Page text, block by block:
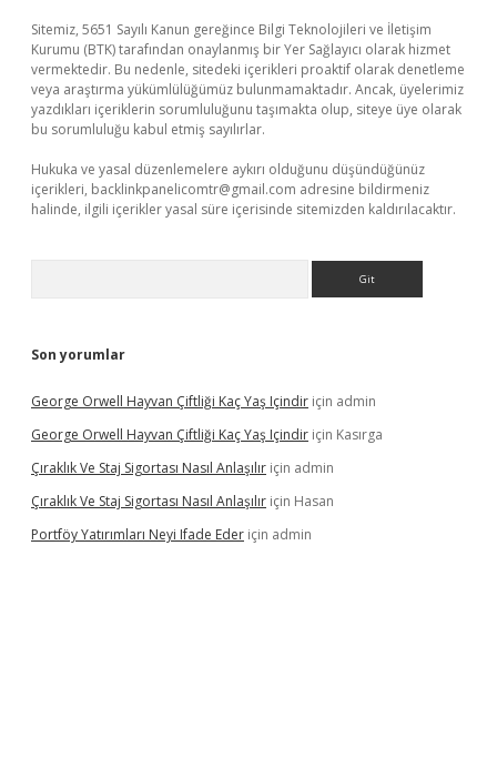
Sitemiz, 5651 Sayılı Kanun gereğince Bilgi Teknolojileri ve İletişim
Kurumu (BTK) tarafından onaylanmış bir Yer Sağlayıcı olarak hizmet
vermektedir. Bu nedenle, sitedeki içerikleri proaktif olarak denetleme
veya araştırma yükümlülüğümüz bulunmamaktadır. Ancak, üyelerimiz
yazdıkları içeriklerin sorumluluğunu taşımakta olup, siteye üye olarak
bu sorumluluğu kabul etmiş sayılırlar.
Hukuka ve yasal düzenlemelere aykırı olduğunu düşündüğünüz
içerikleri, backlinkpanelicomtr@gmail.com adresine bildirmeniz
halinde, ilgili içerikler yasal süre içerisinde sitemizden kaldırılacaktır.
Son yorumlar
George Orwell Hayvan Çiftliği Kaç Yaş Içindir için admin
George Orwell Hayvan Çiftliği Kaç Yaş Içindir için Kasırga
Çıraklık Ve Staj Sigortası Nasıl Anlaşılır için admin
Çıraklık Ve Staj Sigortası Nasıl Anlaşılır için Hasan
Portföy Yatırımları Neyi Ifade Eder için admin